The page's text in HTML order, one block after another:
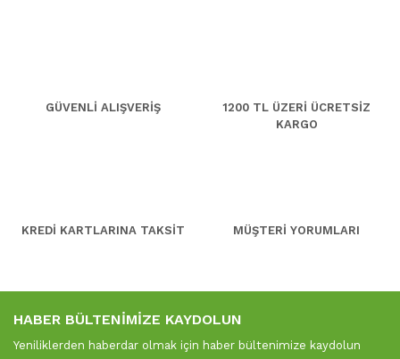
GÜVENLİ ALIŞVERİŞ
1200 TL ÜZERİ ÜCRETSİZ
KARGO
KREDİ KARTLARINA TAKSİT MÜŞTERİ YORUMLARI
HABER BÜLTENİMİZE KAYDOLUN
Yeniliklerden haberdar olmak için haber bültenimize kaydolun